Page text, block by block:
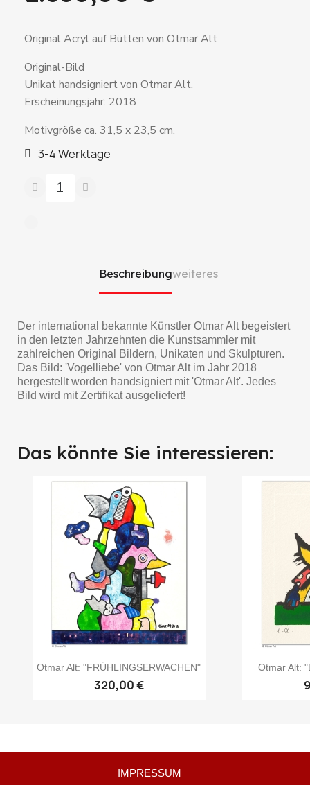
Original Acryl auf Bütten von Otmar Alt
Original-Bild
Unikat handsigniert von Otmar Alt.
Erscheinungsjahr: 2018
Motivgröße ca. 31,5 x 23,5 cm.
3-4 Werktage
Beschreibungweiteres
Der international bekannte Künstler Otmar Alt begeistert
in den letzten Jahrzehnten die Kunstsammler mit
zahlreichen Original Bildern, Unikaten und Skulpturen.
Das Bild: 'Vogelliebe' von Otmar Alt im Jahr 2018
hergestellt worden handsigniert mit 'Otmar Alt'. Jedes
Bild wird mit Zertifikat ausgeliefert!
Das könnte Sie interessieren:
Otmar Alt: "FRÜHLINGSERWACHEN"
320,00 €
Otmar Alt:
IMPRESSUM